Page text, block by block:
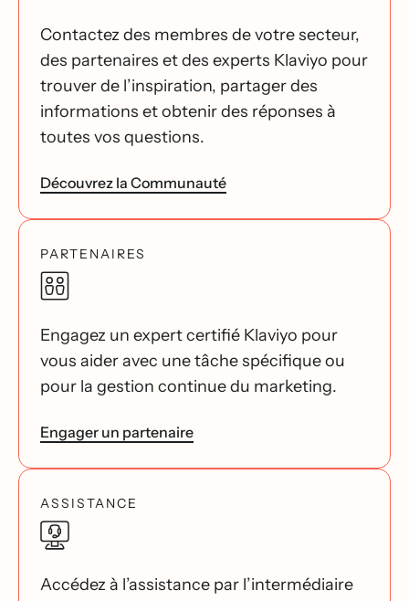
Contactez des membres de votre secteur,
des partenaires et des experts Klaviyo pour
trouver de l’inspiration, partager des
informations et obtenir des réponses à
toutes vos questions.
Découvrez la Communauté
PARTENAIRES
Engagez un expert certifié Klaviyo pour
vous aider avec une tâche spécifique ou
pour la gestion continue du marketing.
Engager un partenaire
ASSISTANCE
Accédez à l’assistance par l’intermédiaire